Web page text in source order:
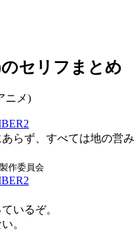
セリフまとめ
ニメ)
らず、すべては地の営み
作委員会
いるぞ。
。